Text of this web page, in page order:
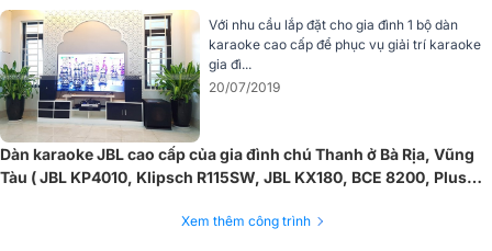
sáng chính xác theo giờ và phút giúp người dùng theo dõi thời lượng
pin một cách dễ dàng và chính xác. Ngoài ra, các điểm tiếp xúc sạc
bên ngoài hỗ trợ sạc nhanh chóng thông qua bộ sạc SBC200, giúp
thiết bị luôn sẵn sàng hoạt động.
Giao diện điều khiển thân thiện
Microphone được trang bị màn hình LCD có đèn nền, cung cấp
ánh sáng. Người dùng có thể dễ dàng khóa tần số và nguồn để
BLX288A/SM58)
Với nhu cầu lắp đặt cho gia đình 1 bộ dàn
karaoke cao cấp để phục vụ giải trí karaoke
gia đì...
20/07/2019
Dàn karaoke JBL cao cấp của gia đình chú Thanh ở Bà Rịa, Vũng
Tàu ( JBL KP4010, Klipsch R115SW, JBL KX180, BCE 8200, Plus
Xem thêm công trình